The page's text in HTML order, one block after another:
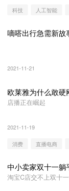
科技 人工智能
嘀嗒出行急需新故
2021-11-21
欧莱雅为什么敢硬
店播正在崛起
2021-11-19
消费 直播电商
中小卖家双十一躺
淘宝C店交不上双十一